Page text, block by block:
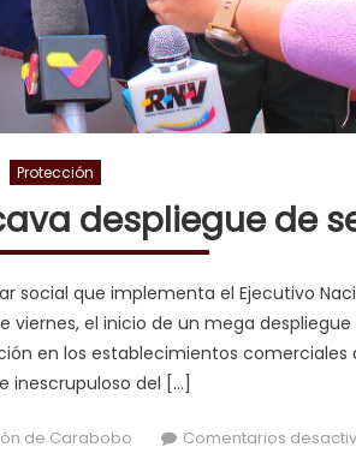
Protección
despliegue de
social que implementa el Ejecutivo
viernes, el inicio de un mega
en los establecimientos
inescrupuloso del […]
de Carabobo Comentarios